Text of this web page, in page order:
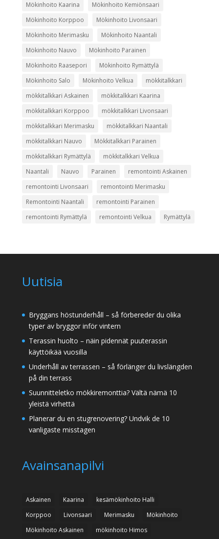
Mökinhoito Kaarina
Mökinhoito Kemiönsaari
Mökinhoito Korppoo
Mökinhoito Livonsaari
Mökinhoito Merimasku
Mökinhoito Naantali
Mökinhoito Nauvo
Mökinhoito Parainen
Mökinhoito Raasepori
Mökinhoito Rymättylä
Mökinhoito Salo
Mökinhoito Velkua
mökkitalkkari
mökkitalkkari Askainen
mökkitalkkari Kaarina
mökkitalkkari Korppoo
mökkitalkkari Livonsaari
mökkitalkkari Merimasku
mökkitalkkari Naantali
mökkitalkkari Nauvo
Mökkitalkkari Parainen
mökkitalkkari Rymättylä
mökkitalkkari Velkua
Naantali
Nauvo Parainen
remontointi Askainen
remontointi Livonsaari
remontointi Merimasku
Remontointi Naantali
remontointi Parainen
remontointi Rymättylä
remontointi Velkua Rymättylä
Uutisia
Bryggans höstunderhåll – så förbereder du olika
typer av bryggor inför vintern
Terassin huolto – näin pidennät puuterassin
käyttöikää vuosilla
Underhåll av terrassen – så förlänger du livslängden
på din terrass
Suunnitteletko mökkiremonttia? Vältä nämä 10
yleistä virhettä
Planerar du en stugrenovering? Undvik de 10
vanligaste misstagen
Avainsanapilvi
Askainen Kaarina
kesämökinhoito Halli
Korppoo
Livonsaari Merimasku
Mökinhoito
Mökinhoito Askainen
mökinhoito Himos